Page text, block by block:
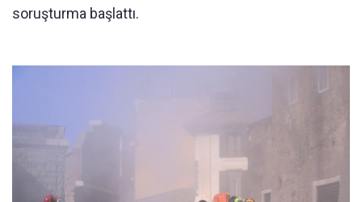
soruşturma başlattı.